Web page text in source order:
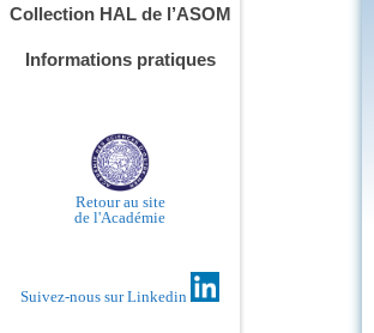
Collection HAL de l’ASOM
Informations pratiques
Retour au site
de l'Académie
Suivez-nous sur Linkedin